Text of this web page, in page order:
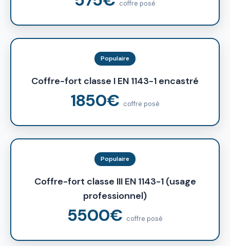
coffre posé
Populaire
Coffre-fort classe I EN 1143-1 encastré
1850€ coffre posé
Populaire
Coffre-fort classe III EN 1143-1 (usage
professionnel)
5500€ coffre posé